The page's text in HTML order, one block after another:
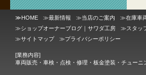
≫HOME ≫最新情報 ≫当店のご案内 ≫在庫車
≫ショップオーナーブログ｜サワダ工房 ≫スタッ
≫サイトマップ ≫プライバシーポリシー
[業務内容]
車両販売・車検・点検・修理・板金塗装・チュー